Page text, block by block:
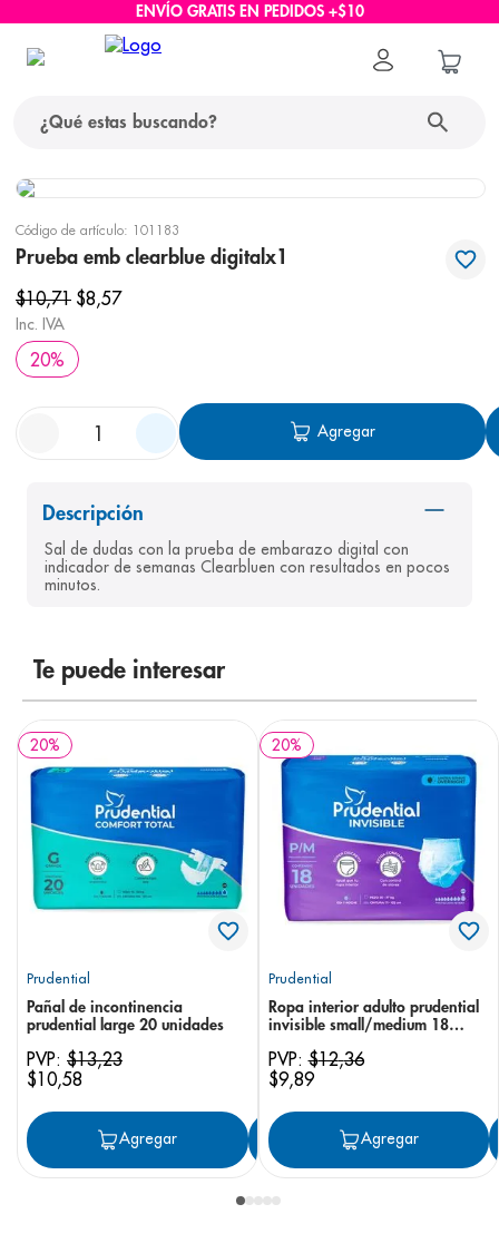
ENVÍO GRATIS EN PEDIDOS +$10
Código de artículo: 101183
Prueba emb clearblue digitalx1
$10,71 $8,57
Inc. IVA
20%
Agregar
Descripción
Sal de dudas con la prueba de embarazo digital con
indicador de semanas Clearbluen con resultados en pocos
minutos.
Te puede interesar
20%
Prudential
Pañal de incontinencia
prudential large 20 unidades
PVP: $13,23
$10,58
Agregar Agregar
20%
Prudential
Ropa interior adulto prudential
invisible small/medium 18
PVP:$12,36
$9,89
Agregar
términos más buscados
1. protector solar
2. pañales
3.
4. cerave
5. nivea
shampoo
8. pediasure
9. panolini